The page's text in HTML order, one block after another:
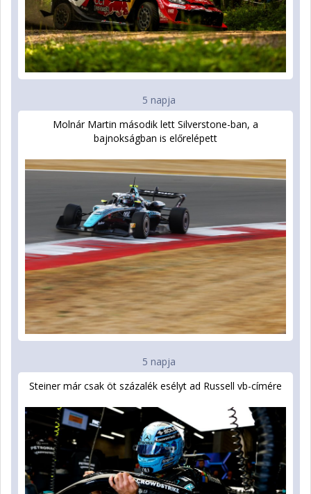
5 napja
Molnár Martin második lett Silverstone-ban, a
bajnokságban is előrelépett
5 napja
Steiner már csak öt százalék esélyt ad Russell vb-címére